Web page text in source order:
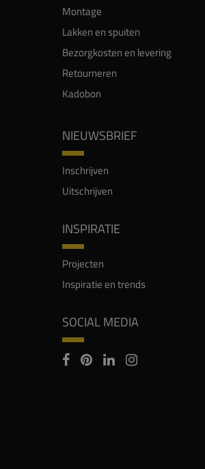
Montage
Lakken en spuiten
Bezorgkosten en levering
Retourneren
Kadobon
NIEUWSBRIEF
Inschrijven
Uitschrijven
INSPIRATIE
Projecten
Inspiratie en trends
SOCIAL MEDIA